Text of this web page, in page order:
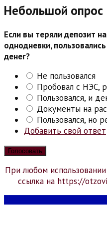
Небольшой опрос
Если вы теряли депозит
однодневки,
денег?
Не пользовался
Пробовал с НЭС,
Пользовался, и
Документы на
Пользовался, но
Добавить свой ответ
При любом
ссылка на https://